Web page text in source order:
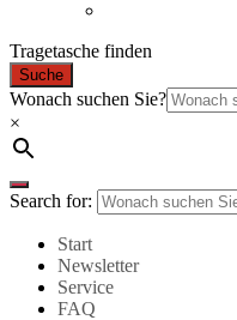
Tragetasche finden
Suche
Wonach suchen Sie?
×
Search for:
Start
Newsletter
Service
FAQ